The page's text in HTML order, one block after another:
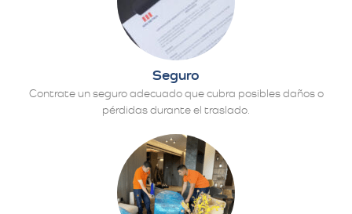
Seguro
Contrate un seguro adecuado que cubra posibles daños o
pérdidas durante el traslado.